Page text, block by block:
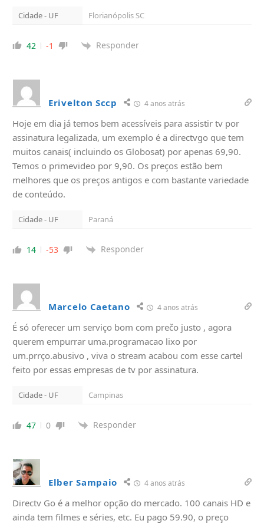
Cidade - UF Florianópolis SC
42 -1 Responder
Erivelton Sccp 4 anos atrás
Hoje em dia já temos bem acessíveis para assistir tv por
assinatura legalizada, um exemplo é a directvgo que tem
muitos canais( incluindo os Globosat) por apenas 69,90.
Temos o primevideo por 9,90. Os preços estão bem
melhores que os preços antigos e com bastante variedade
de conteúdo.
Cidade - UF Paraná
14 -53 Responder
Marcelo Caetano 4 anos atrás
É só oferecer um serviço bom com prečo justo , agora
querem empurrar uma.programacao lixo por
um.prrço.abusivo , viva o stream acabou com esse cartel
feito por essas empresas de tv por assinatura.
Cidade - UF Campinas
47 0 Responder
Elber Sampaio 4 anos atrás
Directv Go é a melhor opção do mercado. 100 canais HD e
ainda tem filmes e séries, etc. Eu pago 59.90, o preço